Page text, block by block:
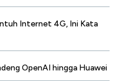
Internet 4G, Ini Kata
OpenAI hingga Huawei